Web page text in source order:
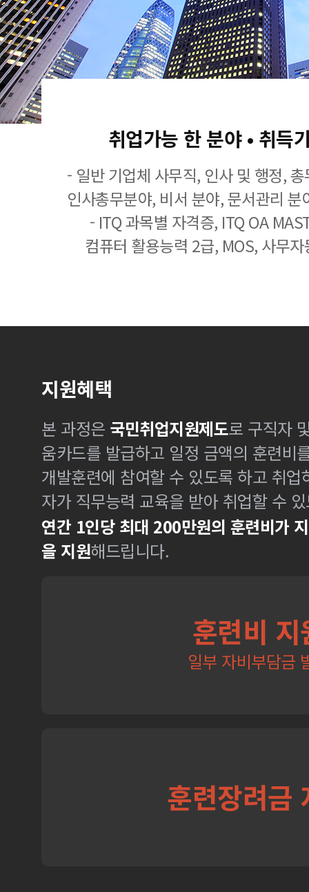
취업가능 한 분야 • 취득
- 일반 기업체 사무직, 인사 및 행정,
인사총무분야, 비서 분야, 문서관리
- ITQ 과목별 자격증, ITQ OA
컴퓨터 활용능력 2급, MOS, 사무
지원혜택
본 과정은 국민취업지원제도로 구직자
움카드를 발급하고 일정 금액의 훈련비
개발훈련에 참여할 수 있도록 하고 취
자가 직무능력 교육을 받아 취업할 수
연간 1인당 최대 200만원의 훈련비가
을 지원해드립니다.
훈련비 지
일부 자비부담금
훈련장려금